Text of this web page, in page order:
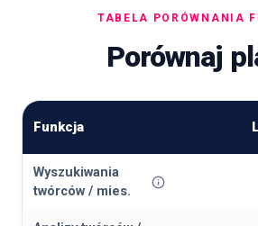
TABELA PORÓWNANIA
Porównaj
Funkcja
Wyszukiwania
twórców / mies.